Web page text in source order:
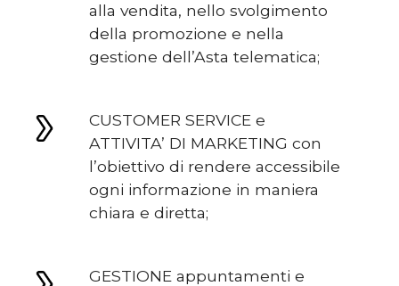
alla vendita, nello svolgimento
della promozione e nella
gestione dell’Asta telematica;
CUSTOMER SERVICE e
ATTIVITA’ DI MARKETING con
l’obiettivo di rendere accessibile
ogni informazione in maniera
chiara e diretta;
GESTIONE appuntamenti e